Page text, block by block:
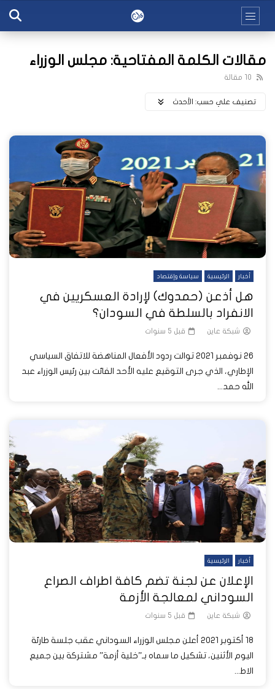
مقالات الكلمة المفتاحية: مجلس الوزراء
10 مقالة
تصنيف علي حسب: اﻷحدث
أخبار الرئيسية سياسة وإقتصاد
هل أذعن (حمدوك) لإرادة العسكريين في
الانفراد بالسلطة في السودان؟
شبكة عاين قبل 5 سنوات
26 نوفمبر 2021 توالت ردود الأفعال المناهضة للاتفاق السياسي
الإطاري، الذي جرى التوقيع عليه الأحد الفائت بين رئيس الوزراء عبد
الله حمد...
أخبار الرئيسية
الإعلان عن لجنة تضم كافة اطراف الصراع
السوداني لمعالجة الأزمة
شبكة عاين قبل 5 سنوات
18 أكتوبر 2021 أعلن مجلس الوزراء السوداني عقب جلسة طارئة
اليوم الأثنين، تشكيل ما سماه بـ”خلية أزمة” مشتركة بين جميع
الاط...